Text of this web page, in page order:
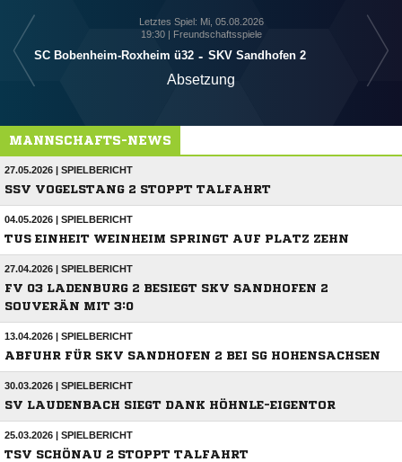
Letztes Spiel: Mi, 05.08.2026
19:30 | Freundschaftsspiele
SC Bobenheim-Roxheim ü32 - SKV Sandhofen 2
Absetzung
MANNSCHAFTS-NEWS
27.05.2026 | SPIELBERICHT
SSV VOGELSTANG 2 STOPPT TALFAHRT
04.05.2026 | SPIELBERICHT
TUS EINHEIT WEINHEIM SPRINGT AUF PLATZ ZEHN
27.04.2026 | SPIELBERICHT
FV 03 LADENBURG 2 BESIEGT SKV SANDHOFEN 2
SOUVERÄN MIT 3:0
13.04.2026 | SPIELBERICHT
ABFUHR FÜR SKV SANDHOFEN 2 BEI SG HOHENSACHSEN
30.03.2026 | SPIELBERICHT
SV LAUDENBACH SIEGT DANK HÖHNLE-EIGENTOR
25.03.2026 | SPIELBERICHT
TSV SCHÖNAU 2 STOPPT TALFAHRT